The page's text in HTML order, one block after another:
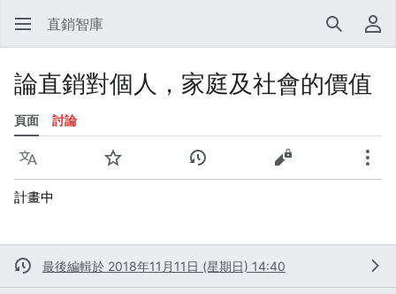
直銷智庫 搜尋 使
論直銷對個人，家庭及社會的價值
頁面 討論
語言 監視 檢視歷史 檢視原始碼 更多
計畫中
最後編輯於 2018年11月11日 (星期日) 14:40